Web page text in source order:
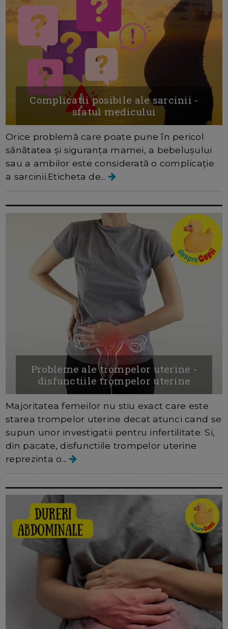
Complicatii posibile ale sarcinii -
sfatul medicului
Orice problemă care poate pune în pericol
sănătatea și siguranța mamei, a bebelușului
sau a ambilor este considerată o complicație
a sarcinii.Eticheta de...
Probleme ale trompelor uterine -
disfunctiile trompelor uterine
Majoritatea femeilor nu stiu exact care este
starea trompelor uterine decat atunci cand se
supun unor investigatii pentru infertilitate. Si,
din pacate, disfunctiile trompelor uterine
reprezinta o...